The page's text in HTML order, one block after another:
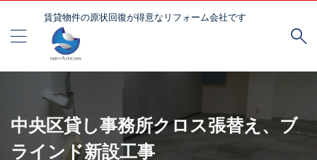
賃貸物件の原状回復が得意なリフォーム会社です
中央区貸し事務所クロス張替え、ブ
ラインド新設工事